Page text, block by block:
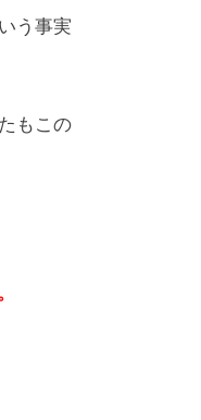
う事実
もこの